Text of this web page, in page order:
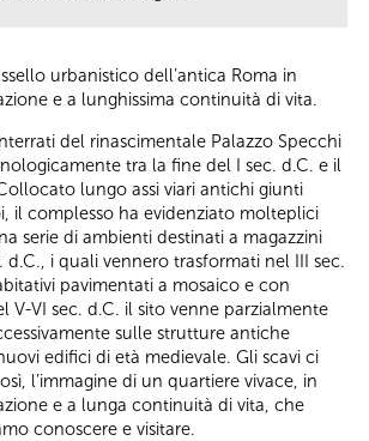
urbanistico dell’antica Roma in
e a lunghissima continuità di vita.
del rinascimentale Palazzo Specchi
tra la fine del I sec. d.C. e il
lungo assi viari antichi giunti
il complesso ha evidenziato molteplici
serie di ambienti destinati a magazzini
d.C., i quali vennero trasformati nel III sec.
pavimentati a mosaico e con
V-VI sec. d.C. il sito venne parzialmente
sulle strutture antiche
edifici di età medievale. Gli scavi ci
l’immagine di un quartiere vivace, in
e a lunga continuità di vita, che
conoscere e visitare.